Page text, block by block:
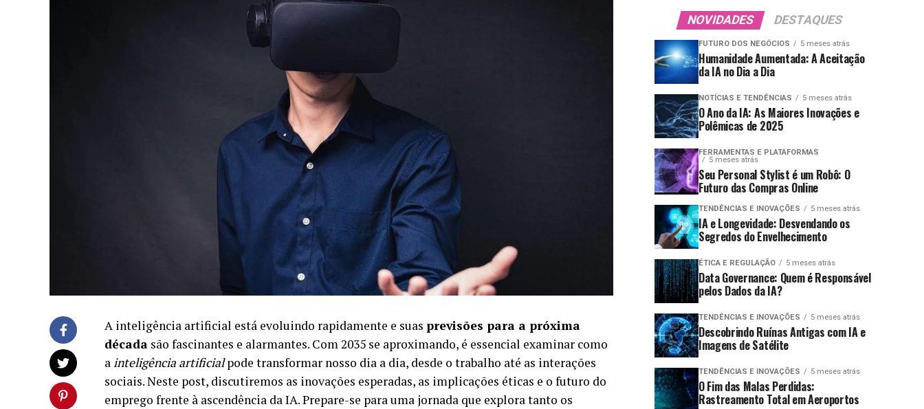
A inteligência artificial está evoluindo rapidamente e suas previsões para a próxima
década são fascinantes e alarmantes. Com 2035 se aproximando, é essencial examinar como
ainteligência artificialpode transformar nosso dia a dia, desde o trabalho até as interações
sociais. Neste post, discutiremos as inovações esperadas, as implicações éticas e o futuro do
emprego frente à ascendência da IA. Prepare-se para uma jornada que explora tanto os
NOVIDADES DESTAQUES
FUTURO DOS NEGÓCIOS 5 meses atrás
Humanidade Aumentada: A Aceitação
da IA no Dia a Dia
NOTÍCIAS E TENDÊNCIAS 5 meses atrás
O Ano da IA: As Maiores Inovações e
Polêmicas de 2025
FERRAMENTAS E PLATAFORMAS
5 meses atrás
Seu Personal Stylist é um Robô: O
Futuro das Compras Online
TENDÊNCIAS E INOVAÇÕES 5 meses atrás
IA e Longevidade: Desvendando os
Segredos do Envelhecimento
ÉTICA E REGULAÇÃO 5 meses atrás
Data Governance: Quem é Responsável
pelos Dados da IA?
TENDÊNCIAS E INOVAÇÕES 5 meses atrás
Descobrindo Ruínas Antigas com IA e
Imagens de Satélite
TENDÊNCIAS E INOVAÇÕES 5 meses atrás
O Fim das Malas Perdidas:
Rastreamento Total em Aeroportos